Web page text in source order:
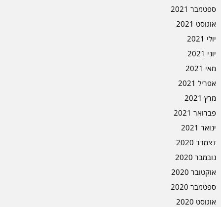
ספטמבר 2021
אוגוסט 2021
יולי 2021
יוני 2021
מאי 2021
אפריל 2021
מרץ 2021
פברואר 2021
ינואר 2021
דצמבר 2020
נובמבר 2020
אוקטובר 2020
ספטמבר 2020
אוגוסט 2020